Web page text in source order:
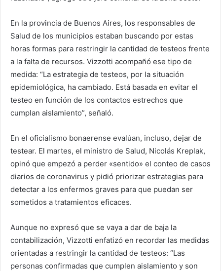
En la provincia de Buenos Aires, los responsables de
Salud de los municipios estaban buscando por estas
horas formas para restringir la cantidad de testeos frente
a la falta de recursos. Vizzotti acompañó ese tipo de
medida: “La estrategia de testeos, por la situación
epidemiológica, ha cambiado. Está basada en evitar el
testeo en función de los contactos estrechos que
cumplan aislamiento”, señaló.
En el oficialismo bonaerense evalúan, incluso, dejar de
testear. El martes, el ministro de Salud, Nicolás Kreplak,
opinó que empezó a perder «sentido» el conteo de casos
diarios de coronavirus y pidió priorizar estrategias para
detectar a los enfermos graves para que puedan ser
sometidos a tratamientos eficaces.
Aunque no expresó que se vaya a dar de baja la
contabilización, Vizzotti enfatizó en recordar las medidas
orientadas a restringir la cantidad de testeos: “Las
personas confirmadas que cumplen aislamiento y son